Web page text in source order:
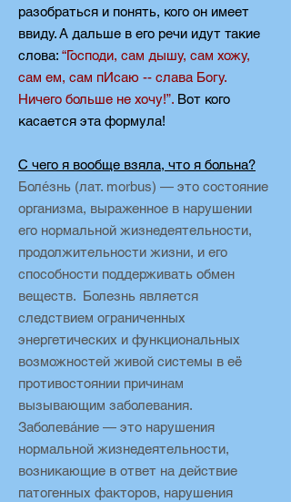
разобраться и понять, кого он имеет
ввиду. А дальше в его речи идут такие
слова: “Господи, сам дышу, сам хожу,
сам ем, сам пИсаю -- слава Богу.
Ничего больше не хочу!”. Вот кого
касается эта формула!
С чего я вообще взяла, что я больна?
Боле́знь (лат. morbus) — это состояние
организма, выраженное в нарушении
его нормальной жизнедеятельности,
продолжительности жизни, и его
способности поддерживать обмен
веществ. Болезнь является
следствием ограниченных
энергетических и функциональных
возможностей живой системы в её
противостоянии причинам
вызывающим заболевания.
Заболева́ние — это нарушения
нормальной жизнедеятельности,
возникающие в ответ на действие
патогенных факторов, нарушения